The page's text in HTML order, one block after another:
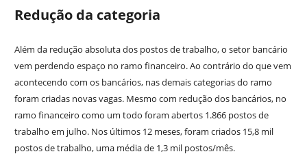
Redução da categoria
Além da redução absoluta dos postos de trabalho, o setor bancário
vem perdendo espaço no ramo financeiro. Ao contrário do que vem
acontecendo com os bancários, nas demais categorias do ramo
foram criadas novas vagas. Mesmo com redução dos bancários, no
ramo financeiro como um todo foram abertos 1.866 postos de
trabalho em julho. Nos últimos 12 meses, foram criados 15,8 mil
postos de trabalho, uma média de 1,3 mil postos/mês.